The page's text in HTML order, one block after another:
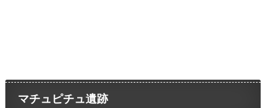
マチュピチュ遺跡